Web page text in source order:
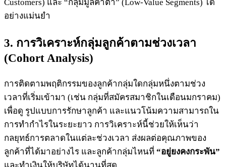
Customers) และ “กลุ่มมูลค่าต่ำ” (Low-Value Segments) ได้
อย่างแม่นยำ
3. การวิเคราะห์กลุ่มลูกค้าตามช่วงเวลา
(Cohort Analysis)
การติดตามพฤติกรรมของลูกค้ากลุ่มใดกลุ่มหนึ่งตามช่วง
เวลาที่เริ่มเข้ามา (เช่น กลุ่มที่สมัครสมาชิกในเดือนมกราคม)
เพื่อดู รูปแบบการรักษาลูกค้า และแนวโน้มความสามารถใน
การทำกำไรในระยะยาว การวิเคราะห์นี้ช่วยให้เห็นว่า
กลยุทธ์การตลาดในแต่ละช่วงเวลา ส่งผลต่อคุณภาพของ
ลูกค้าที่ได้มาอย่างไร และลูกค้ากลุ่มไหนที่ “อยู่ยงคงกระพัน”